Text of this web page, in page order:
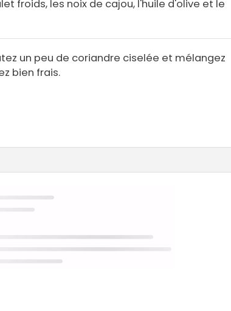
froids, les noix de cajou, l'huile d'olive et le
un peu de coriandre ciselée et mélangez
bien frais.